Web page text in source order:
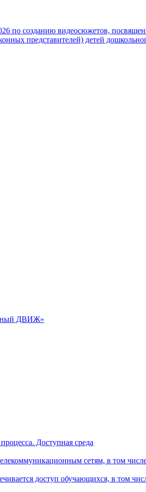
по созданию видеосюжетов,
представителей) детей
ДВИЖ»
Доступная среда
сетям, в том
доступ обучающихся, в том